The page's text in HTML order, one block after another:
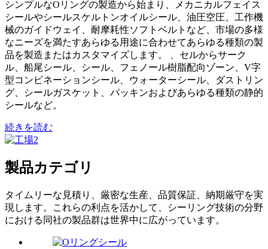
シンプルなOリングの製造から始まり、メカニカルフェイス
シールやシールスケルトンオイルシール、油圧空圧、工作機
械のガイドウェイ、耐摩耗性ソフトベルトなど、市場の多様
なニーズを満たすあらゆる用途に合わせてあらゆる種類の製
品を製造またはカスタマイズします。 、セルからサーク
ル、船尾シール、シール、フェノール樹脂配向ゾーン、V字
型コンビネーションシール、ウォーターシール、ダストリン
グ、シールガスケット、パッキンおよびあらゆる種類の静的
シールなど。
続きを読む
製品カテゴリ
タイムリーな見積り、厳密な生産、品質保証、納期厳守を実
現します。これらの利点を活かして、シーリング技術の分野
における同社の製品群は世界中に広がっています。